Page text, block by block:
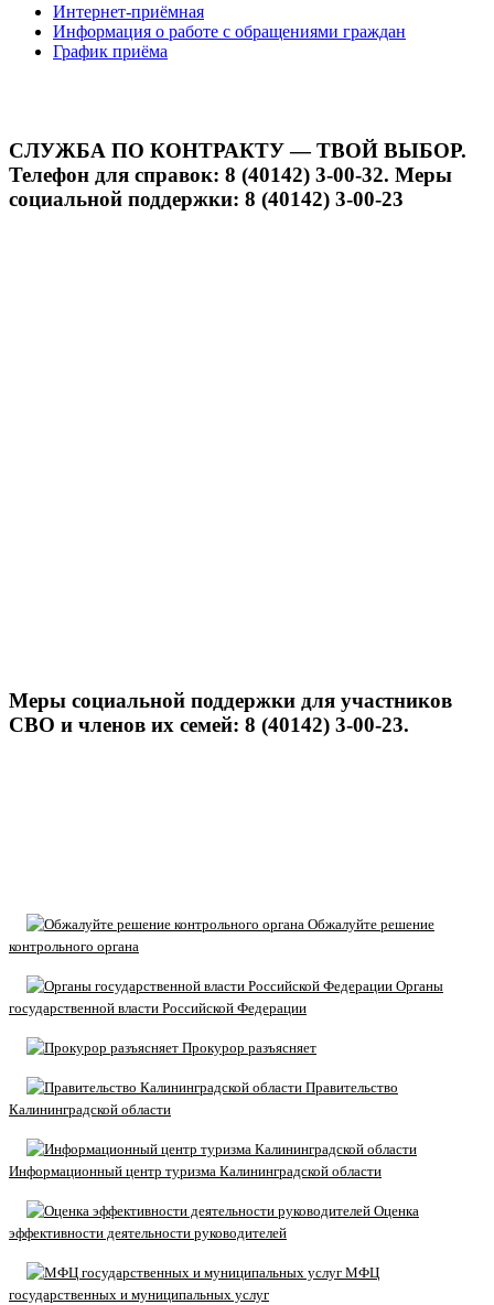
Интернет-приёмная
Информация о работе с обращениями граждан
График приёма
СЛУЖБА ПО КОНТРАКТУ — ТВОЙ ВЫБОР.
Телефон для справок: 8 (40142) 3-00-32. Меры
социальной поддержки: 8 (40142) 3-00-23
Меры социальной поддержки для участников
СВО и членов их семей: 8 (40142) 3-00-23.
Обжалуйте решение
контрольного органа
Органы
государственной власти Российской Федерации
Прокурор разъясняет
Правительство
Калининградской области
Информационный центр туризма Калининградской области
Оценка
эффективности деятельности руководителей
МФЦ
государственных и муниципальных услуг